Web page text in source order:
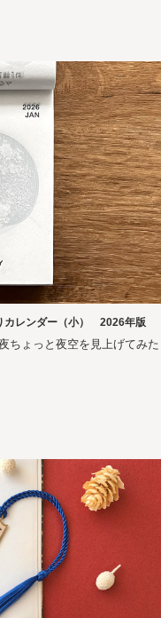
カレンダー（小） 2026年版
ちょっと夜空を見上げてみた